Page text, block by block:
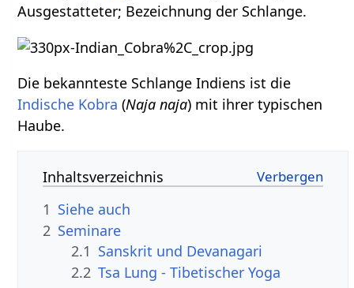
Ausgestatteter; Bezeichnung der Schlange.
Die bekannteste Schlange Indiens ist die
Indische Kobra (Naja naja) mit ihrer typischen
Haube.
Inhaltsverzeichnis
1 Siehe auch
2 Seminare
2.1 Sanskrit und Devanagari
2.2 Tsa Lung - Tibetischer Yoga